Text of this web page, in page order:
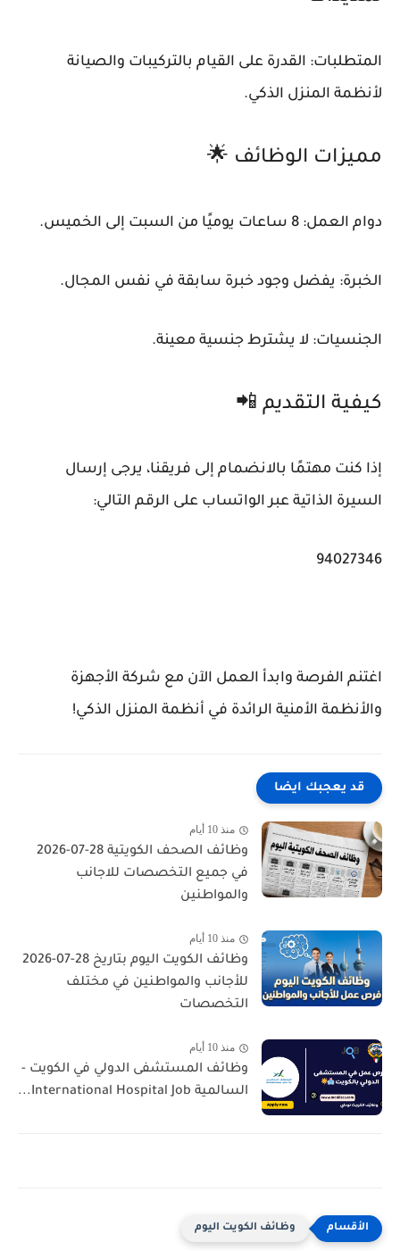
المتطلبات: القدرة على القيام بالتركيبات والصيانة
لأنظمة المنزل الذكي.
مميزات الوظائف 🌟
دوام العمل: 8 ساعات يوميًا من السبت إلى الخميس.
الخبرة: يفضل وجود خبرة سابقة في نفس المجال.
الجنسيات: لا يشترط جنسية معينة.
كيفية التقديم 📲
إذا كنت مهتمًا بالانضمام إلى فريقنا، يرجى إرسال
السيرة الذاتية عبر الواتساب على الرقم التالي:
94027346
اغتنم الفرصة وابدأ العمل الآن مع شركة الأجهزة
والأنظمة الأمنية الرائدة في أنظمة المنزل الذكي!
قد يعجبك ايضا
منذ 10 أيام
وظائف الصحف الكويتية 28-07-2026
في جميع التخصصات للاجانب
والمواطنين
منذ 10 أيام
وظائف الكويت اليوم بتاريخ 28-07-2026
للأجانب والمواطنين في مختلف
التخصصات
منذ 10 أيام
وظائف المستشفى الدولي في الكويت -
السالمية International Hospital Job...
وظائف الكويت اليوم